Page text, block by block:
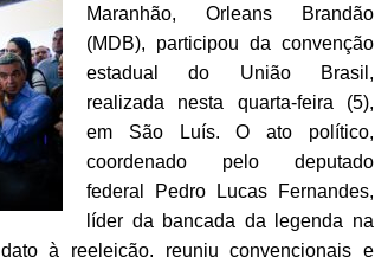
Maranhão, Orleans Brandão
(MDB), participou da convenção
estadual do União Brasil,
realizada nesta quarta-feira (5),
em São Luís. O ato político,
coordenado pelo deputado
federal Pedro Lucas Fernandes,
líder da bancada da legenda na
à reeleição, reuniu convencionais e